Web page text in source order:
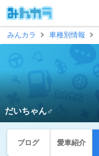
みんカラ
車種別情報
だいちゃん♂
ブログ 愛車紹介